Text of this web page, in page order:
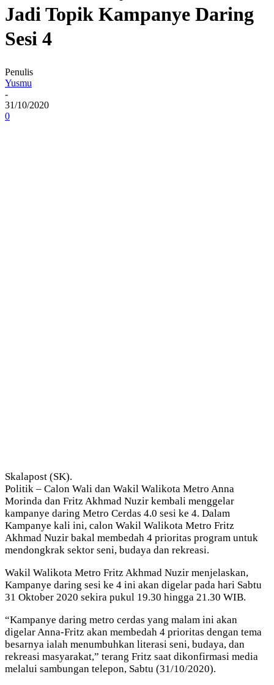
Jadi Topik Kampanye Daring
Sesi 4
Penulis
Yusmu
-
31/10/2020
0
Skalapost (SK).
Politik – Calon Wali dan Wakil Walikota Metro Anna
Morinda dan Fritz Akhmad Nuzir kembali menggelar
kampanye daring Metro Cerdas 4.0 sesi ke 4. Dalam
Kampanye kali ini, calon Wakil Walikota Metro Fritz
Akhmad Nuzir bakal membedah 4 prioritas program untuk
mendongkrak sektor seni, budaya dan rekreasi.
Wakil Walikota Metro Fritz Akhmad Nuzir menjelaskan,
Kampanye daring sesi ke 4 ini akan digelar pada hari Sabtu
31 Oktober 2020 sekira pukul 19.30 hingga 21.30 WIB.
“Kampanye daring metro cerdas yang malam ini akan
digelar Anna-Fritz akan membedah 4 prioritas dengan tema
besarnya ialah menumbuhkan literasi seni, budaya, dan
rekreasi masyarakat,” terang Fritz saat dikonfirmasi media
melalui sambungan telepon, Sabtu (31/10/2020).